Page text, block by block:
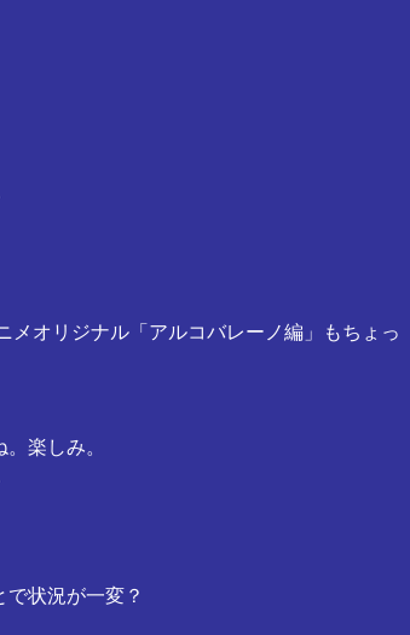
オリジナル「アルコバレーノ編」もちょっ
楽しみ。
状況が一変？